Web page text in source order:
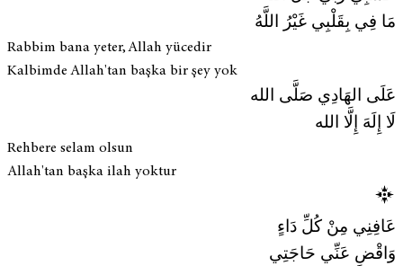
مَا فِي بِقَلْبِي غَيْرُ اللَّهُ
Rabbim bana yeter, Allah yücedir
Kalbimde Allah'tan başka bir şey yok
عَلَى الهَادِي صَلَّى الله
لَا إِلَهَ إِلَّا الله
Rehbere selam olsun
Allah'tan başka ilah yoktur
عَافِنِي مِنْ كُلِّ دَاءٍ
وَاقْضِ عَنِّي حَاجَتِي